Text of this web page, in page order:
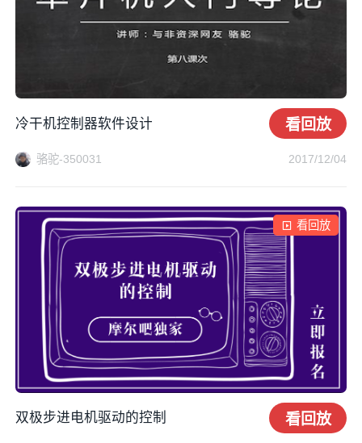
冷干机控制器软件设计 看回放
骆驼-350031 2017/12/04
看回放
双极步进电机驱动的控制 看回放